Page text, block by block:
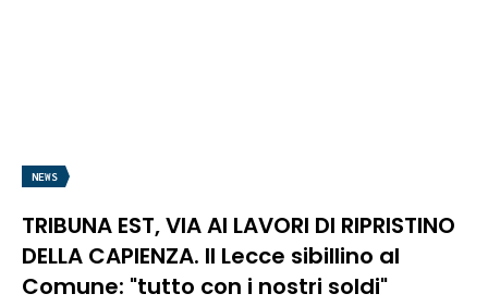
NEWS
TRIBUNA EST, VIA AI LAVORI DI RIPRISTINO
DELLA CAPIENZA. Il Lecce sibillino al
Comune: "tutto con i nostri soldi"